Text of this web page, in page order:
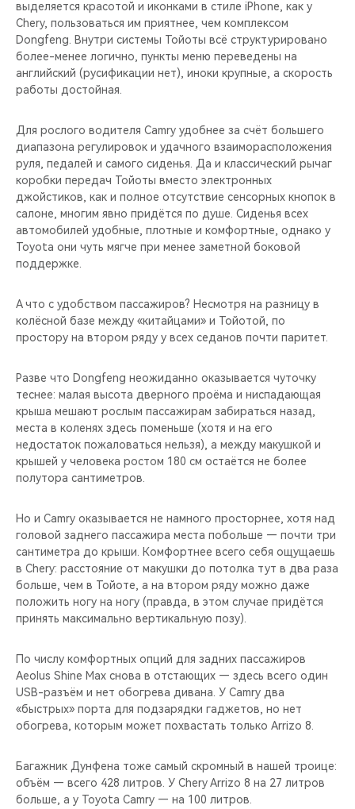
выделяется красотой и иконками в стиле iPhone, как у
Chery, пользоваться им приятнее, чем комплексом
Dongfeng. Внутри системы Тойоты всё структурировано
более-менее логично, пункты меню переведены на
английский (русификации нет), иноки крупные, а скорость
работы достойная.
Для рослого водителя Camry удобнее за счёт большего
диапазона регулировок и удачного взаиморасположения
руля, педалей и самого сиденья. Да и классический рычаг
коробки передач Тойоты вместо электронных
джойстиков, как и полное отсутствие сенсорных кнопок в
салоне, многим явно придётся по душе. Сиденья всех
автомобилей удобные, плотные и комфортные, однако у
Toyota они чуть мягче при менее заметной боковой
поддержке.
А что с удобством пассажиров? Несмотря на разницу в
колёсной базе между «китайцами» и Тойотой, по
простору на втором ряду у всех седанов почти паритет.
Разве что Dongfeng неожиданно оказывается чуточку
теснее: малая высота дверного проёма и ниспадающая
крыша мешают рослым пассажирам забираться назад,
места в коленях здесь поменьше (хотя и на его
недостаток пожаловаться нельзя), а между макушкой и
крышей у человека ростом 180 см остаётся не более
полутора сантиметров.
Но и Camry оказывается не намного просторнее, хотя над
головой заднего пассажира места побольше — почти три
сантиметра до крыши. Комфортнее всего себя ощущаешь
в Chery: расстояние от макушки до потолка тут в два раза
больше, чем в Тойоте, а на втором ряду можно даже
положить ногу на ногу (правда, в этом случае придётся
принять максимально вертикальную позу).
По числу комфортных опций для задних пассажиров
Aeolus Shine Max снова в отстающих — здесь всего один
USB-разъём и нет обогрева дивана. У Camry два
«быстрых» порта для подзарядки гаджетов, но нет
обогрева, которым может похвастать только Arrizo 8.
Багажник Дунфена тоже самый скромный в нашей троице:
объём — всего 428 литров. У Chery Arrizo 8 на 27 литров
больше, а у Toyota Camry — на 100 литров.